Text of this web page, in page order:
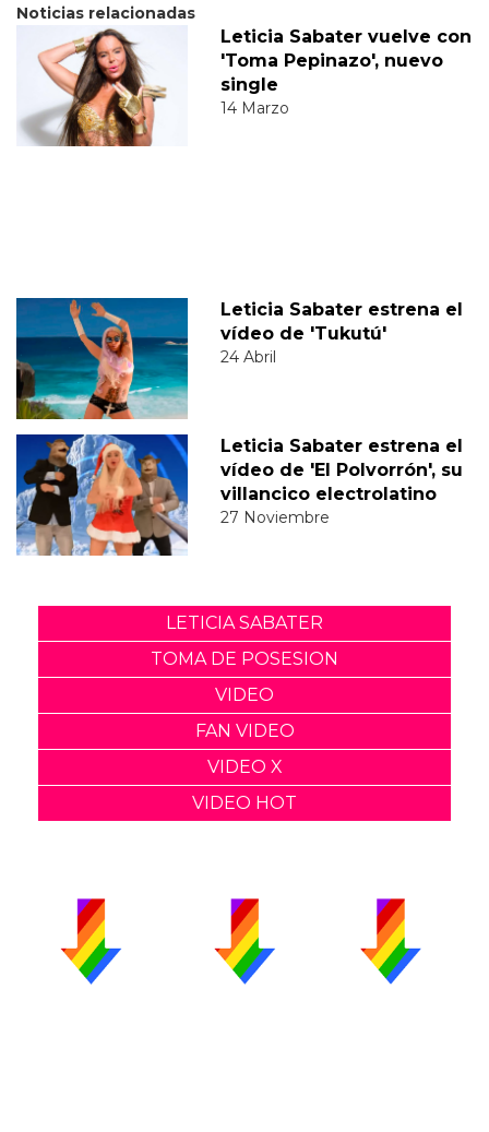
Noticias relacionadas
Leticia Sabater vuelve con
'Toma Pepinazo', nuevo
single
14 Marzo
Leticia Sabater estrena el
vídeo de 'Tukutú'
24 Abril
Leticia Sabater estrena el
vídeo de 'El Polvorrón', su
villancico electrolatino
27 Noviembre
LETICIA SABATER
TOMA DE POSESION
VIDEO
FAN VIDEO
VIDEO X
VIDEO HOT